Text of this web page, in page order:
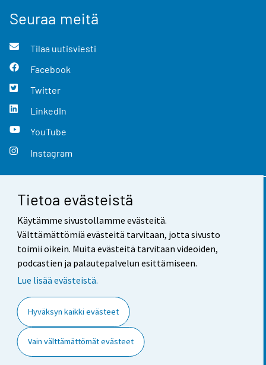
Tietoa evästeistä
Käytämme sivustollamme evästeitä.
Välttämättömiä evästeitä tarvitaan, jotta sivusto
toimii oikein. Muita evästeitä tarvitaan videoiden,
podcastien ja palautepalvelun esittämiseen.
Lue lisää evästeistä.
Hyväksyn kaikki evästeet
Vain välttämättömät evästeet
Seuraa meitä
Tilaa uutisviesti
Facebook
Twitter
LinkedIn
YouTube
Instagram
Yhteystiedot
Palaute
Käyttöehdot
Saavutettavuus
Tietoa sivustosta
Evästeasetukset